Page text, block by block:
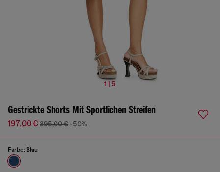
1 | 5
Gestrickte Shorts Mit Sportlichen Streifen
197,00 € 395,00 € -50%
Farbe: Blau